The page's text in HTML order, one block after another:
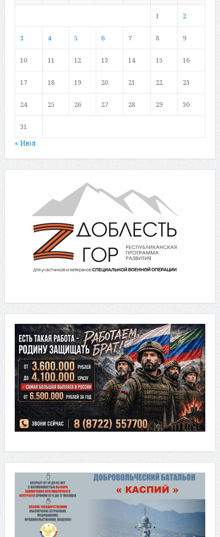
1 2
3 4 5 6 7 8 9
10 11 12 13 14 15 16
17 18 19 20 21 22 23
24 25 26 27 28 29 30
31
« Июл